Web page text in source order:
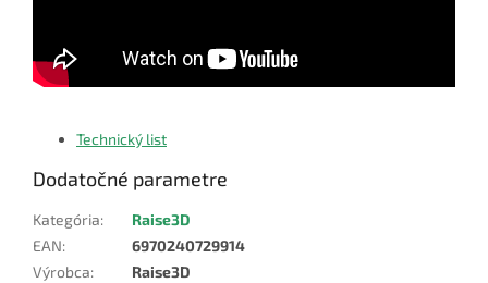
Technický list
Dodatočné parametre
Kategória:
Raise3D
EAN:
6970240729914
Výrobca:
Raise3D